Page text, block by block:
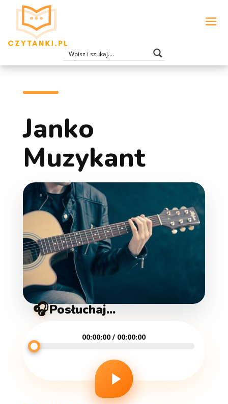
Janko
Muzykant
🎧Posłuchaj...
00:00:00 / 00:00:00